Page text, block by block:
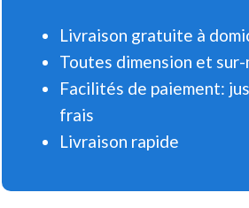
Livraison gratuite à
Toutes dimension et sur-
Facilités de paiement:
frais
Livraison rapide